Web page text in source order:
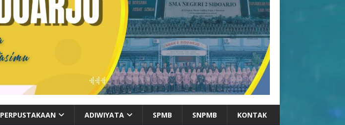
PERPUSTAKAAN ADIWIYATA SPMB SNPMB KONTAK